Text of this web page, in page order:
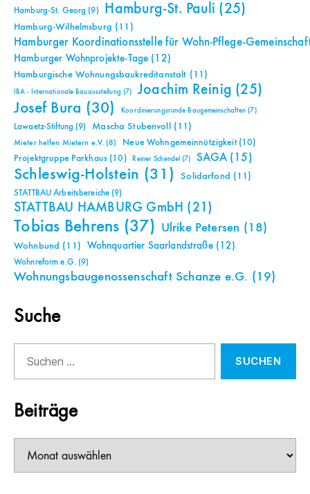
Hamburg-St. Georg (9) Hamburg-St. Pauli (25)
Hamburg-Wilhelmsburg (11)
Hamburger Koordinationsstelle für Wohn-Pflege-
Hamburger Wohnprojekte-Tage (12)
Hamburgische Wohnungsbaukreditanstalt (11)
IBA - Internationale Bauausstellung (7) Joachim Reinig (25)
Josef Bura (30) Koordinierungsrunde Baugemeinschaften (7)
Lawaetz-Stiftung (9) Mascha Stubenvoll (11)
Mieter helfen Mietern e.V. (8) Neue Wohngemeinnützigkeit(10)
Projektgruppe Parkhaus (10) Reiner Schendel (7) SAGA(15)
Schleswig-Holstein (31) Solidarfond (11)
STATTBAU Arbeitsbereiche (9)
STATTBAU HAMBURG GmbH (21)
Tobias Behrens (37) Ulrike Petersen (18)
Wohnbund (11) Wohnquartier Saarlandstraße(12)
Wohnreform e.G.(9)
Wohnungsbaugenossenschaft Schanze e.G. (19)
Suche
nach:
Beiträge